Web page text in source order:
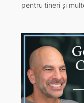
pentru tineri și